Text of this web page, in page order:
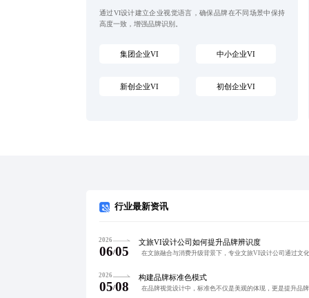
通过VI设计建立企业视觉语言，确保品牌在不同场景中保持
高度一致，增强品牌识别。
集团企业VI 中小企业VI
新创企业VI 初创企业VI
行业最新资讯
2026
06/05
文旅VI设计公司如何提升品牌辨识度
2026
05/08
构建品牌标准色模式